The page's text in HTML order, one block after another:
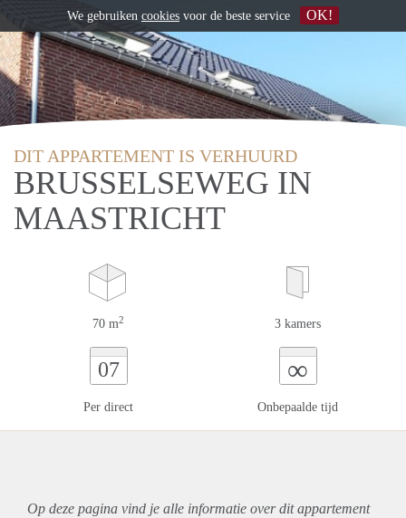
DIT APPARTEMENT IS VERHUURD
BRUSSELSEWEG IN
MAASTRICHT
70 m2 3 kamers
07
Per direct
∞
Onbepaalde tijd
Op deze pagina vind je alle informatie over ditappartement
We gebruiken cookies voor de beste service OK!